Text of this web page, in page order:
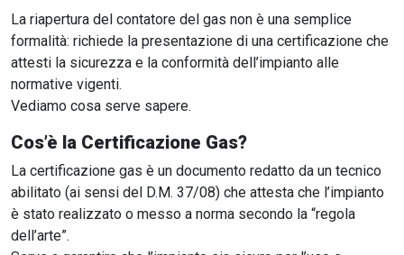
La riapertura del contatore del gas non è una semplice
formalità: richiede la presentazione di una certificazione che
attesti la sicurezza e la conformità dell’impianto alle
normative vigenti.
Vediamo cosa serve sapere.
Cos’è la Certificazione Gas?
La certificazione gas è un documento redatto da un tecnico
abilitato (ai sensi del D.M. 37/08) che attesta che l’impianto
è stato realizzato o messo a norma secondo la “regola
dell’arte”.